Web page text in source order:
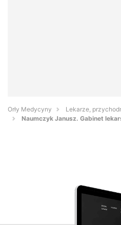
Orły Medycyny
Lekarze,
Naumczyk Janusz. Gabinet